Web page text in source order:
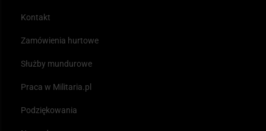
Kontakt
Zamówienia hurtowe
Służby mundurowe
Praca w Militaria.pl
Podziękowania